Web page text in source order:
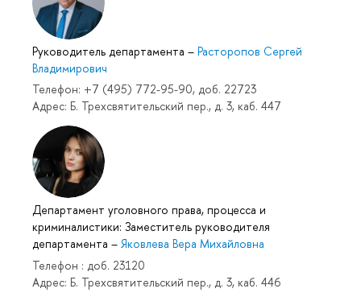
Руководитель департамента – Расторопов Сергей
Владимирович
Телефон: +7 (495) 772-95-90, доб. 22723
Адрес: Б. Трехсвятительский пер., д. 3, каб. 447
Департамент уголовного права, процесса и
криминалистики: Заместитель руководителя
департамента – Яковлева Вера Михайловна
Телефон : доб. 23120
Адрес: Б. Трехсвятительский пер., д. 3, каб. 446